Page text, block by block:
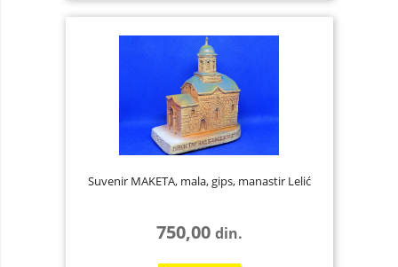
Suvenir MAKETA, mala, gips, manastir Lelić
750,00 din.